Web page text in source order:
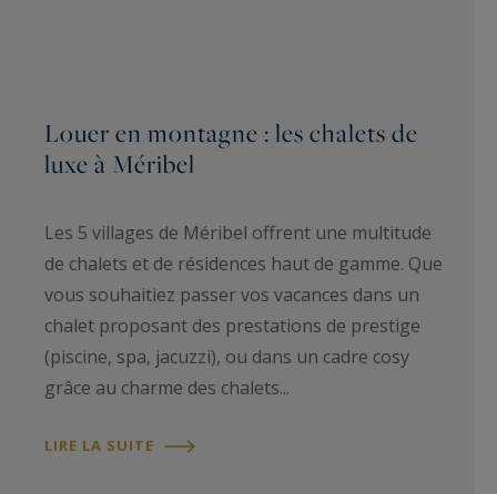
Louer en montagne : les chalets de
luxe à Méribel
Les 5 villages de Méribel offrent une multitude
de chalets et de résidences haut de gamme. Que
vous souhaitiez passer vos vacances dans un
chalet proposant des prestations de prestige
(piscine, spa, jacuzzi), ou dans un cadre cosy
grâce au charme des chalets...
LIRE LA SUITE